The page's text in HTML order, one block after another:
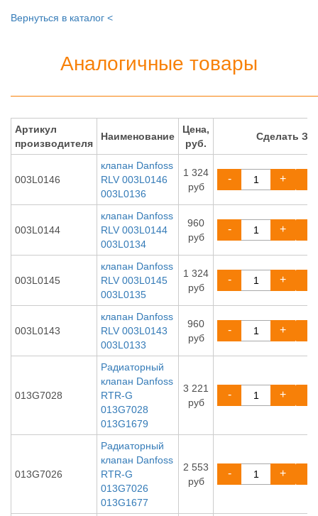
Вернуться в каталог <
Аналогичные товары
Артикул
производителя
Наименование
Цена,
руб.
Сделать
003L0146
клапан Danfoss
RLV 003L0146
003L0136
1 324
руб
- +
003L0144
клапан Danfoss
RLV 003L0144
003L0134
960
руб
- +
003L0145
клапан Danfoss
RLV 003L0145
003L0135
1 324
руб
- +
003L0143
клапан Danfoss
RLV 003L0143
003L0133
960
руб
- +
013G7028
Радиаторный
клапан Danfoss
RTR-G
013G7028
013G1679
3 221
руб
- +
013G7026
Радиаторный
клапан Danfoss
RTR-G
013G7026
013G1677
2 553
руб
- +